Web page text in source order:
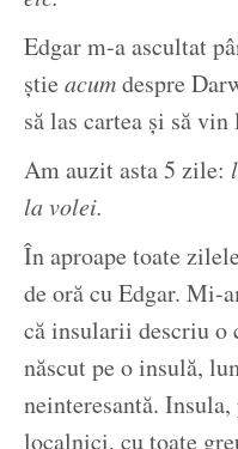
Edgar m-a ascultat
știe acumdespre
să las cartea și să
Am auzit asta 5 zile:
la volei.
În aproape toate
de oră cu Edgar. Mi-
că insularii descriu o
născut pe o insulă,
neinteresantă.
localnici, cu toate